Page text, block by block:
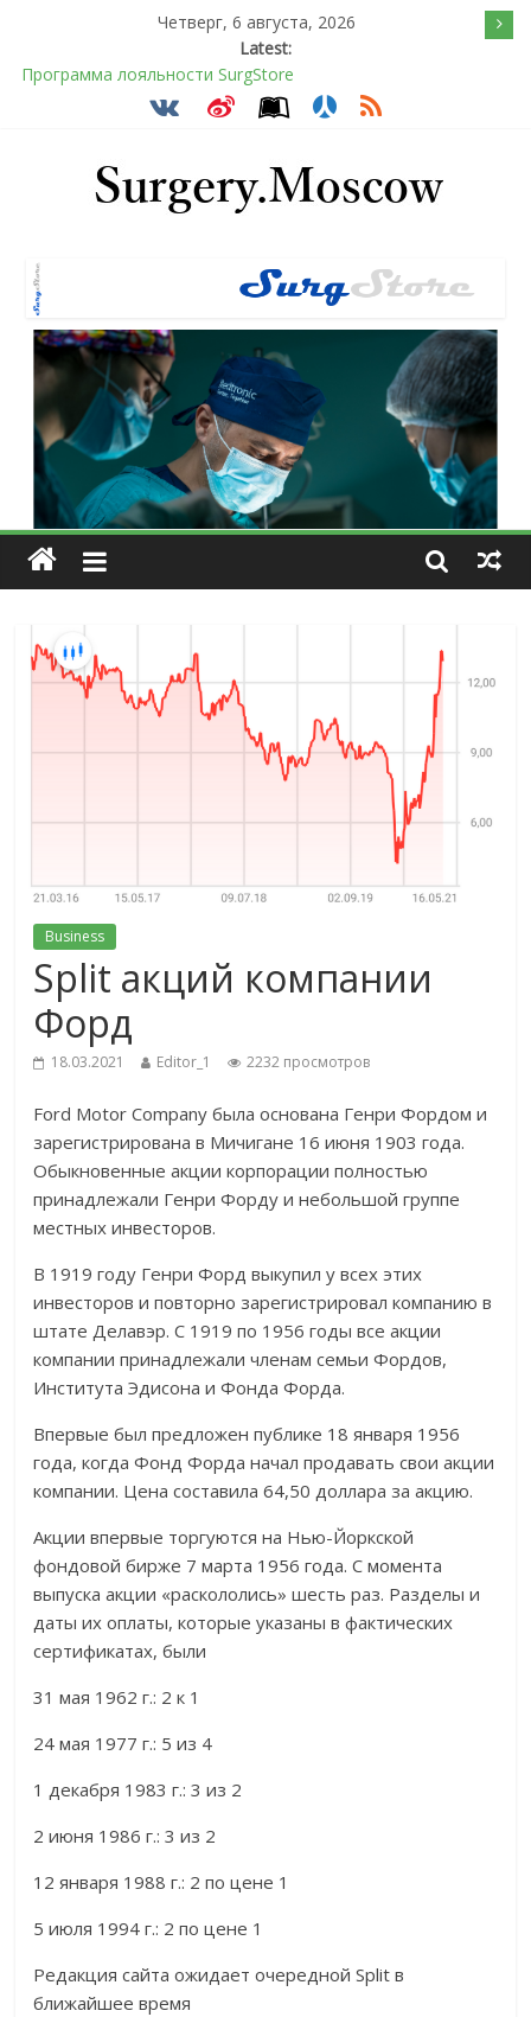
Четверг, 6 августа, 2026
Latest:
Программа лояльности SurgStore
Подсознательное желанием быть отверженным и
преимущества технологии
Эротический конфликт по Юнгу
Business
Split акций компании
Форд
18.03.2021 Editor_1 2232 просмотров
Ford Motor Company была основана Генри Фордом и
зарегистрирована в Мичигане 16 июня 1903 года.
Обыкновенные акции корпорации полностью
принадлежали Генри Форду и небольшой группе
местных инвесторов.
В 1919 году Генри Форд выкупил у всех этих
инвесторов и повторно зарегистрировал компанию в
штате Делавэр. С 1919 по 1956 годы все акции
компании принадлежали членам семьи Фордов,
Института Эдисона и Фонда Форда.
Впервые был предложен публике 18 января 1956
года, когда Фонд Форда начал продавать свои акции
компании. Цена составила 64,50 доллара за акцию.
Акции впервые торгуются на Нью-Йоркской
фондовой бирже 7 марта 1956 года. С момента
выпуска акции «раскололись» шесть раз. Разделы и
даты их оплаты, которые указаны в фактических
сертификатах, были
31 мая 1962 г.: 2 к 1
24 мая 1977 г.: 5 из 4
1 декабря 1983 г.: 3 из 2
2 июня 1986 г.: 3 из 2
12 января 1988 г.: 2 по цене 1
5 июля 1994 г.: 2 по цене 1
Редакция сайта ожидает очередной Split в
ближайшее время